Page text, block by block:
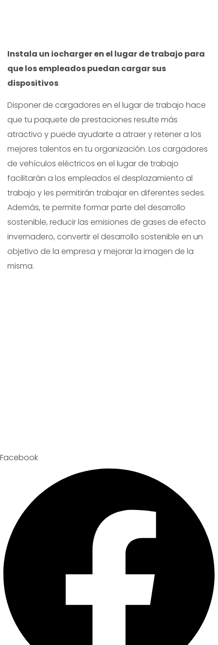
Instala un iocharger en el lugar de trabajo para
que los empleados puedan cargar sus
dispositivos
Disponer de cargadores en el lugar de trabajo hace
que tu paquete de prestaciones resulte más
atractivo y puede ayudarte a atraer y retener a los
mejores talentos en tu organización. Los cargadores
de vehículos eléctricos en el lugar de trabajo
facilitarán a los empleados el desplazamiento al
trabajo y les permitirán trabajar en diferentes sedes.
Además, te permite formar parte del desarrollo
sostenible, reducir las emisiones de gases de efecto
invernadero, convertir el desarrollo sostenible en un
objetivo de la empresa y mejorar la imagen de la
misma.
Facebook